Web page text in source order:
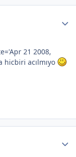
21 2008,
acılmıyo